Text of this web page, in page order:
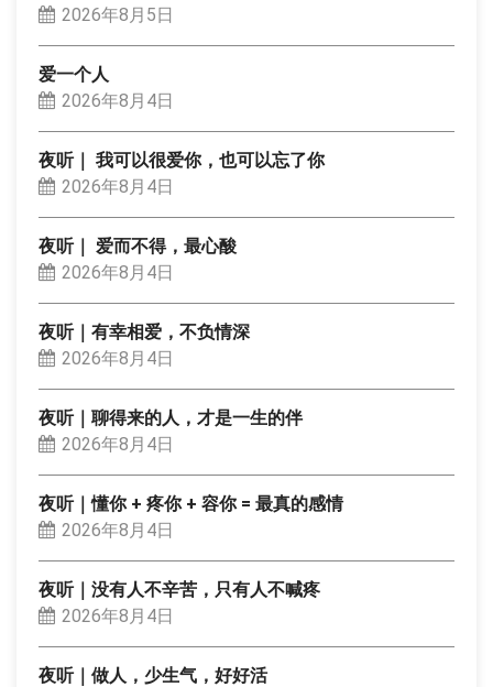
2026年8月5日
爱一个人
2026年8月4日
夜听｜ 我可以很爱你，也可以忘了你
2026年8月4日
夜听｜ 爱而不得，最心酸
2026年8月4日
夜听｜有幸相爱，不负情深
2026年8月4日
夜听｜聊得来的人，才是一生的伴
2026年8月4日
夜听｜懂你 + 疼你 + 容你 = 最真的感情
2026年8月4日
夜听｜没有人不辛苦，只有人不喊疼
2026年8月4日
夜听｜做人，少生气，好好活